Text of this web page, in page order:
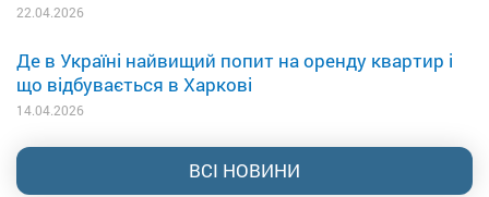
22.04.2026
Де в Україні найвищий попит на оренду квартир і
що відбувається в Харкові
14.04.2026
ВСІ НОВИНИ